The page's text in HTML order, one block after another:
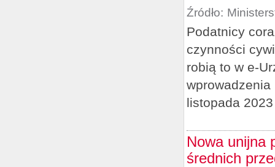
Źródło:
Podatnicy
czynności
robią to w e-
wprowadzenia
listopada
Nowa unijna
średnich